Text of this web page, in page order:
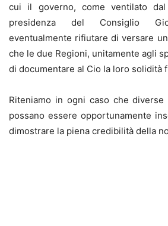
cui il governo, come ventilato dal
presidenza del Consiglio
eventualmente rifiutare di versare
che le due Regioni, unitamente agli
di documentare al Cio la loro solidità
Riteniamo in ogni caso che
possano essere opportunamente
dimostrare la piena credibilità della